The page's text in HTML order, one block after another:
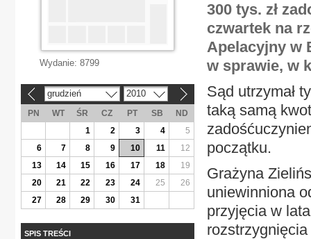
300 tys. zł
czwartek na
Apelacyjny w
w sprawie, w
Sąd utrzymał
taką samą
początku.
Grażyna
uniewinniona
przyjęcia w
Wydanie: 8799
grudzień 2010
PN WT ŚR CZ PT SB
ND
1
2 3 4
5
6
7 8 9 10 11
12
13
14 15 16 17 18
19
20
21 22 23 24 25
26
27
28 29 30 31
SPIS TREŚCI